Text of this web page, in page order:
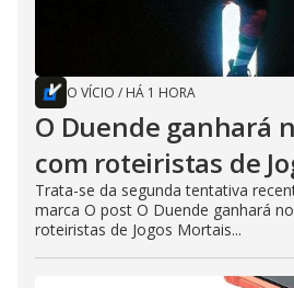
O VÍCIO / HÁ 1 HORA
O Duende ganhará
com roteiristas de
Trata-se da segunda tentativa
marca O post O Duende ganhará
roteiristas de Jogos Mortais...